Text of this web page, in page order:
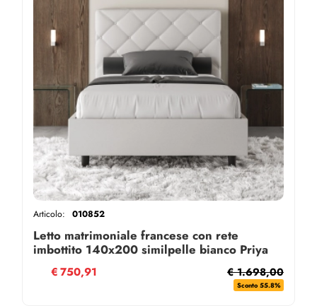
Letto matrimoniale francese con rete
imbottito 140x200 similpelle bianco Priya
Articolo: 010852
€ 1.698,00
Sconto 55.8%
€750,91